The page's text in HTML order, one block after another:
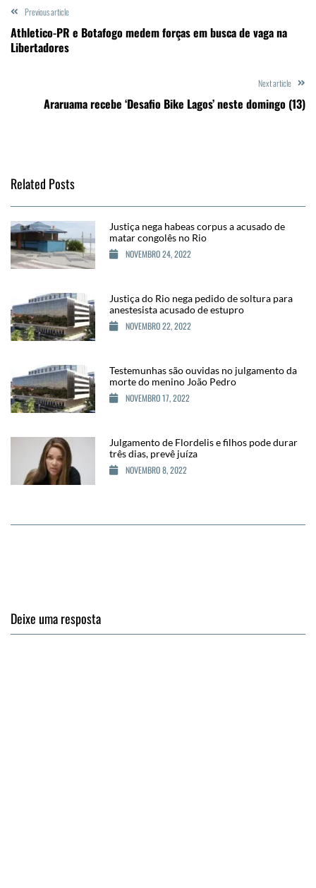
Previous article
Athletico-PR e Botafogo medem forças em busca de vaga na
Libertadores
Next article
Araruama recebe ‘Desafio Bike Lagos’ neste domingo (13)
Related Posts
Justiça nega habeas corpus a acusado de
matar congolês no Rio
NOVEMBRO 24, 2022
Justiça do Rio nega pedido de soltura para
anestesista acusado de estupro
NOVEMBRO 22, 2022
Testemunhas são ouvidas no julgamento da
morte do menino João Pedro
NOVEMBRO 17, 2022
Julgamento de Flordelis e filhos pode durar
três dias, prevê juíza
NOVEMBRO 8, 2022
Deixe uma resposta